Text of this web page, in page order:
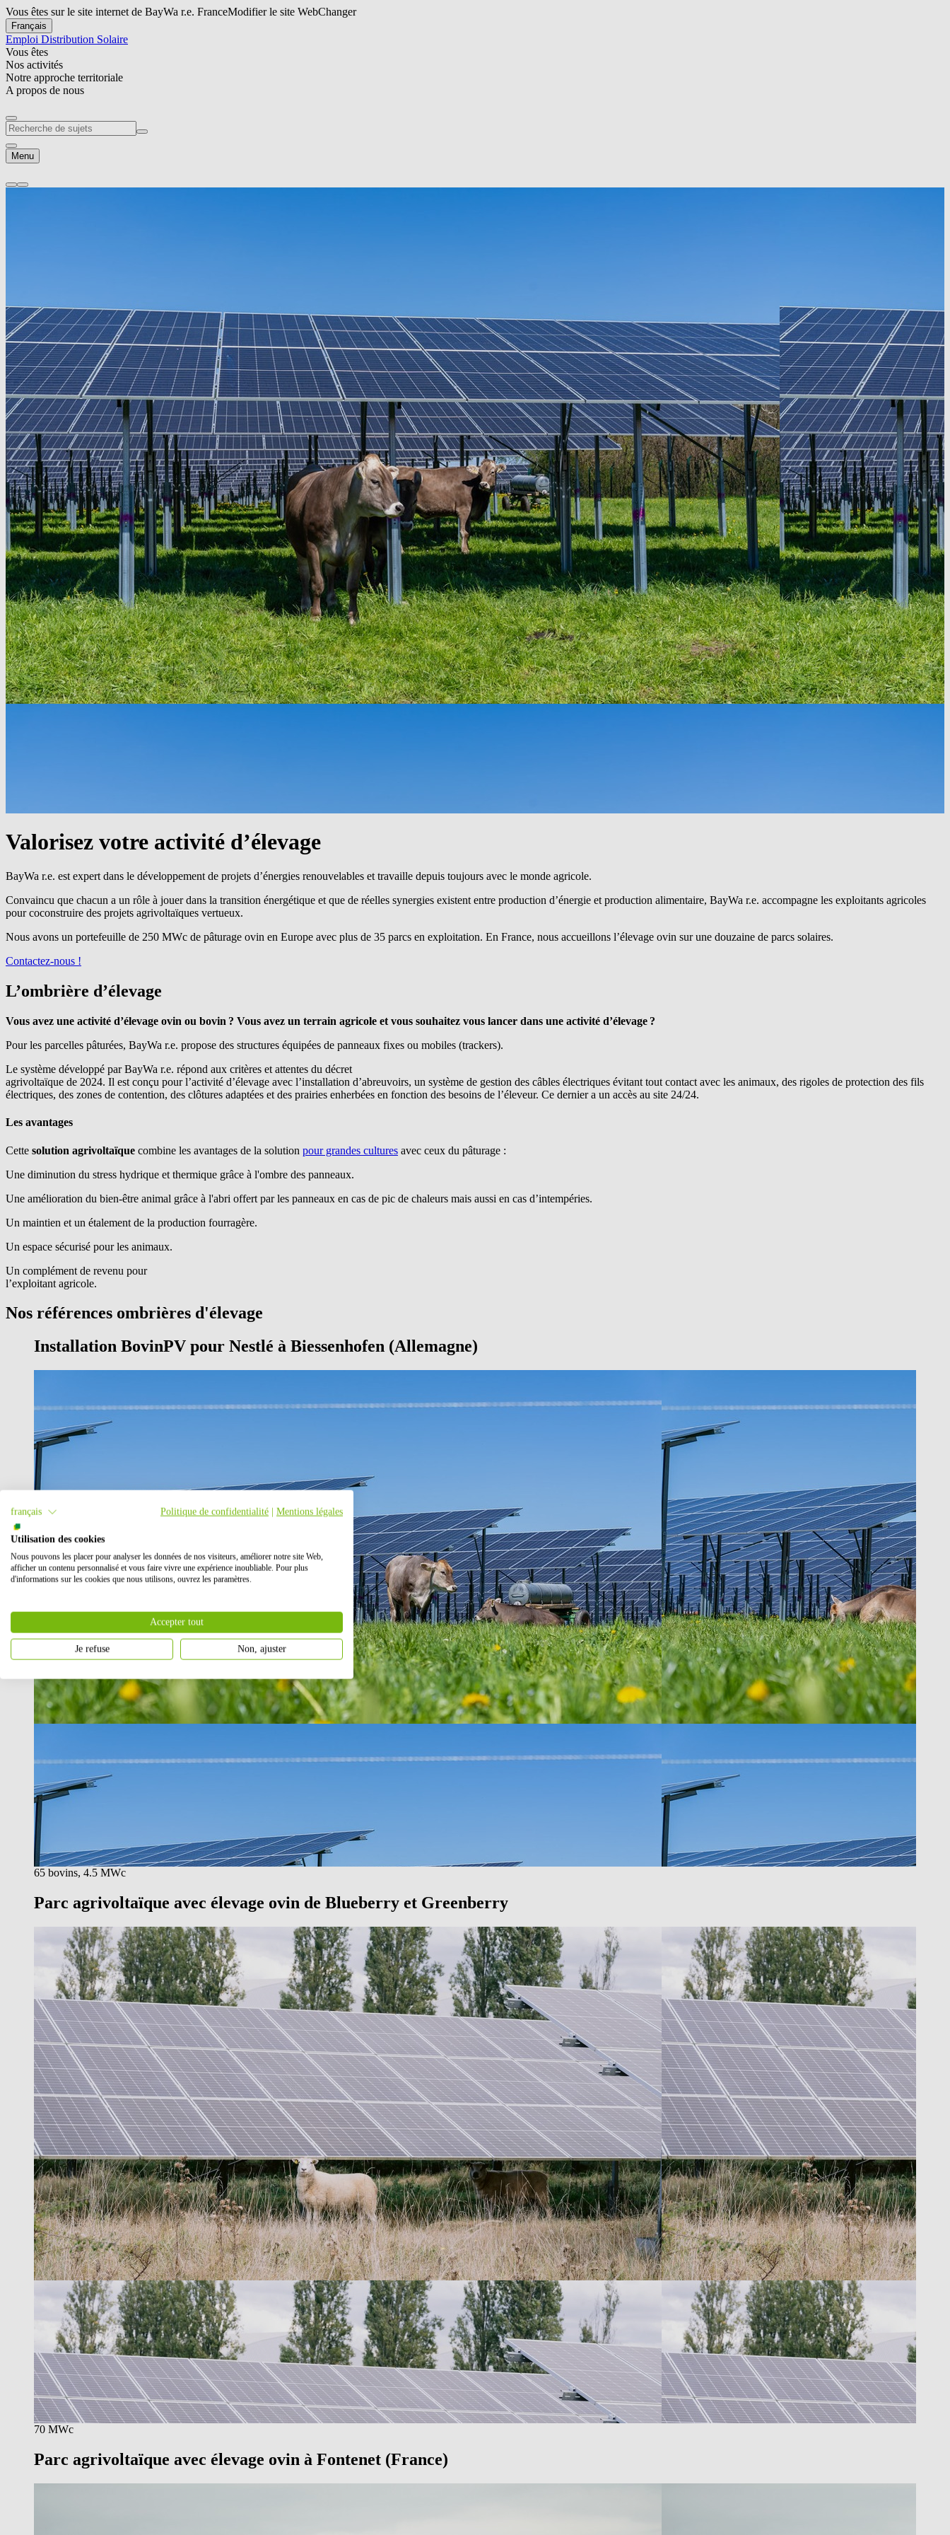
Vous êtes sur le site internet de BayWa r.e. FranceModifier le site WebChanger
Français
Emploi Distribution Solaire
Vous êtes
Nos activités
Notre approche territoriale
A propos de nous
Menu
Valorisez votre activité d’élevage
BayWa r.e. ​ est expert dans le développement de projets d’énergies renouvelables et travaille depuis toujours avec le monde agricole.
Convaincu que chacun a un rôle à jouer dans la transition énergétique et que de réelles synergies existent entre production d’énergie et production alimentaire, ​ BayWa r.e. ​ accompagne les exploitants agricoles
pour coconstruire des projets agrivoltaïques vertueux.
Nous avons un portefeuille de 250 MWc de pâturage ovin en Europe avec plus de 35 parcs en exploitation. En France, nous accueillons l’élevage ovin sur une douzaine de​ parcs ​​​​solaires​.
Contactez-nous !
L’ombrière d’élevage
Vous avez une activité d’élevage ovin ou bovin ? Vous avez un terrain agricole et vous souhaitez vous lancer dans une activité d’élevage ?
Pour les parcelles pâturées, ​ BayWa r.e. ​propose des structures équipées de panneaux fixes ou mobiles (trackers).
Le système développé parBayWa r.e. répond aux critères et attentes du décret
agrivoltaïque de 2024. Il est conçu pour l’activité d’élevage avec l’installation d’abreuvoirs, un système de gestion des câbles électriques évitant tout contact avec les animaux, des rigoles de protection des fils
électriques, des zones de contention, des clôtures adaptées et des prairies enherbées en fonction des besoins de l’éleveur. Ce dernier a un accès au site 24/24.
Les avantages
Cette solution agrivoltaïque combine les avantages de la solution pour grandes cultures avec ceux du pâturage :
Une diminution du stress hydrique et thermique grâce à l'ombre des panneaux.
Une amélioration du bien-être animal grâce à l'abri offert par les panneaux en cas de pic de chaleurs mais aussi en cas d’intempéries.
Un maintien et un étalement de la production fourragère.
Un espace sécurisé pour les animaux.
Un complément de revenu pour
l’exploitant agricole.
Nos références ombrières d'élevage
Installation BovinPV pour Nestlé à Biessenhofen (Allemagne)
65 bovins, 4.5 MWc
Parc agrivoltaïque avec élevage ovin de Blueberry et Greenberry
70 MWc
Parc agrivoltaïque avec élevage ovin à Fontenet (France)
français Politique de confidentialité Mentions légales
Utilisation des cookies
Nous pouvons les placer pour analyser les données de nos visiteurs, améliorer notre site Web,
afficher un contenu personnalisé et vous faire vivre une expérience inoubliable. Pour plus
d'informations sur les cookies que nous utilisons, ouvrez les paramètres.
Accepter tout
Je refuse Non, ajuster